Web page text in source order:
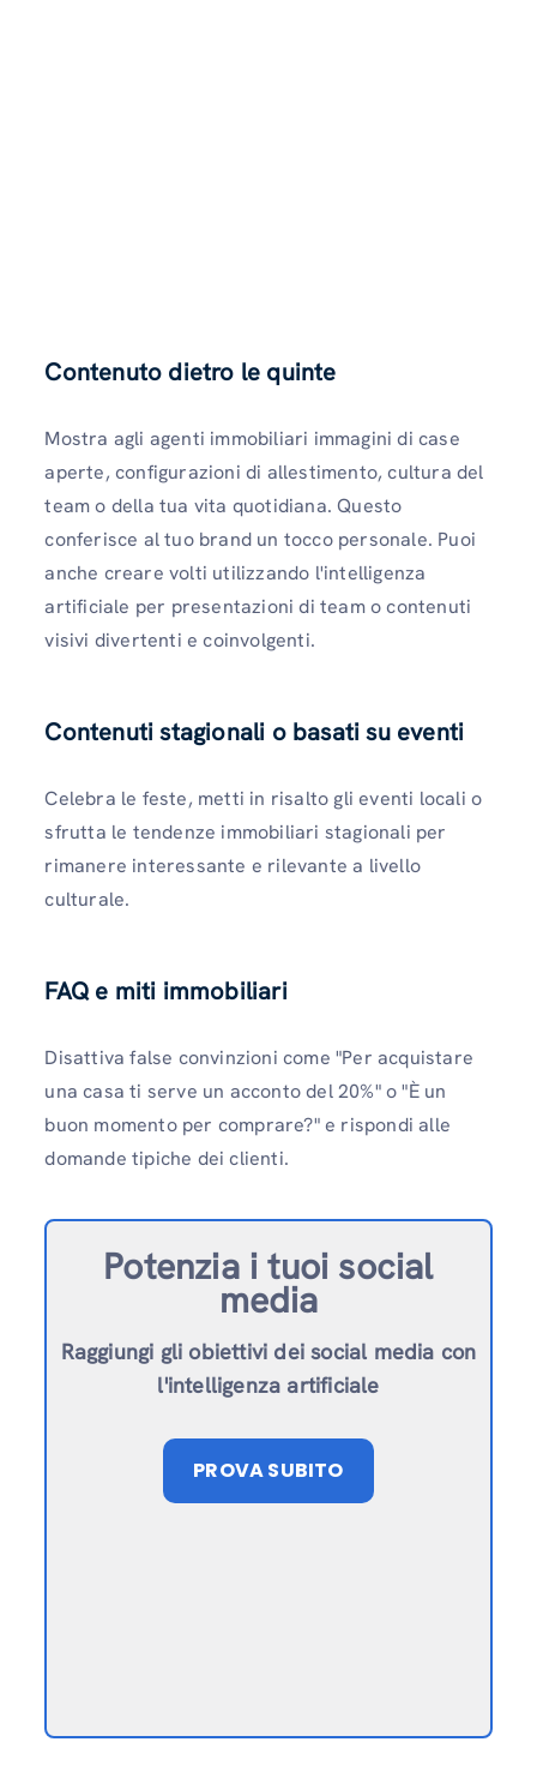
Contenuto dietro le quinte
Mostra agli agenti immobiliari immagini di case
aperte, configurazioni di allestimento, cultura del
team o della tua vita quotidiana. Questo
conferisce al tuo brand un tocco personale. Puoi
anche creare volti utilizzando l'intelligenza
artificiale per presentazioni di team o contenuti
visivi divertenti e coinvolgenti.
Contenuti stagionali o basati su eventi
Celebra le feste, metti in risalto gli eventi locali o
sfrutta le tendenze immobiliari stagionali per
rimanere interessante e rilevante a livello
culturale.
FAQ e miti immobiliari
Disattiva false convinzioni come "Per acquistare
una casa ti serve un acconto del 20%" o "È un
buon momento per comprare?" e rispondi alle
domande tipiche dei clienti.
Potenzia i tuoi social
media
Raggiungi gli obiettivi dei social media con
l'intelligenza artificiale
PROVA SUBITO